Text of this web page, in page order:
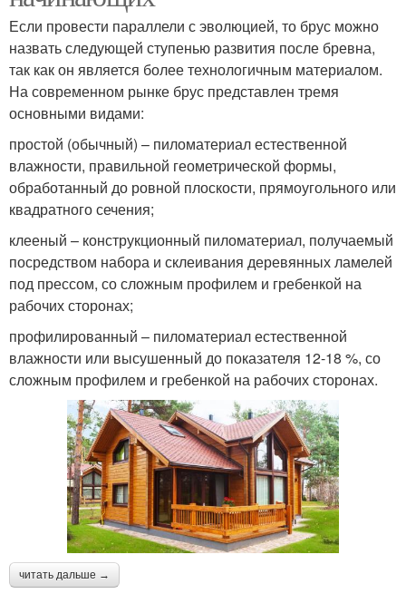
Если провести параллели с эволюцией, то брус можно
назвать следующей ступенью развития после бревна,
так как он является более технологичным материалом.
На современном рынке брус представлен тремя
основными видами:
простой (обычный) – пиломатериал естественной
влажности, правильной геометрической формы,
обработанный до ровной плоскости, прямоугольного или
квадратного сечения;
клееный – конструкционный пиломатериал, получаемый
посредством набора и склеивания деревянных ламелей
под прессом, со сложным профилем и гребенкой на
рабочих сторонах;
профилированный – пиломатериал естественной
влажности или высушенный до показателя 12-18 %, со
сложным профилем и гребенкой на рабочих сторонах.
читать дальше →